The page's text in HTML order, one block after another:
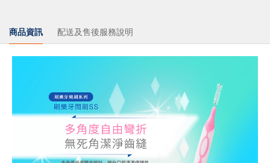
商品資訊 配送及售後服務說明